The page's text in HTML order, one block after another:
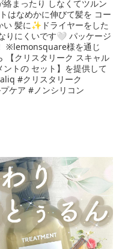
まったり しなくてツルン
はなめかに伸びて髪を コー
髪に✨ドライヤーをした
りにくいです🤍 パッケージ
※lemonsquare様を通じ
【クリスタリーク スキャル
トの セット】を提供して
#クリスタリーク
ケア #ノンシリコン